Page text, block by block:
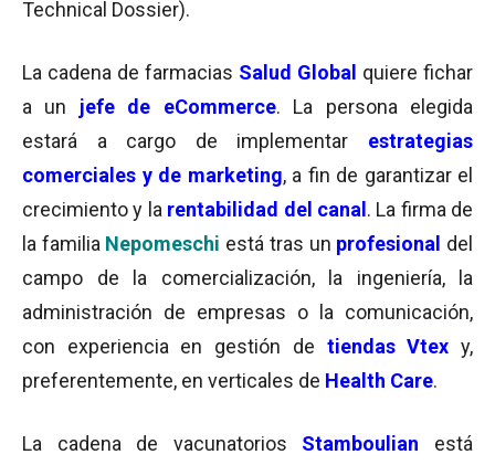
Technical Dossier).
La cadena de farmacias Salud Global quiere fichar
a un jefe de eCommerce. La persona elegida
estará a cargo de implementar estrategias
comerciales y de marketing, a fin de garantizar el
crecimiento y la rentabilidad del canal . La firma de
la familia Nepomeschi está tras un profesional del
campo de la comercialización, la ingeniería, la
administración de empresas o la comunicación,
con experiencia en gestión de tiendas Vtex y,
preferentemente, en verticales de Health Care.
La cadena de vacunatorios Stamboulian está